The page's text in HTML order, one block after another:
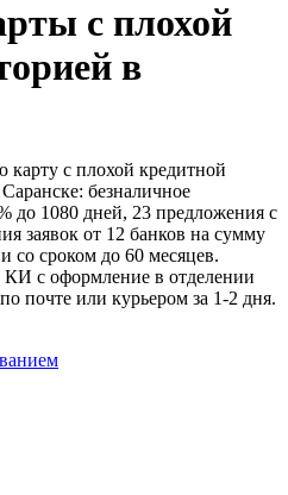
с плохой
в
карту с плохой кредитной
безналичное
до 1080 дней, 23 предложения с
заявок от 12 банков на сумму
со сроком до 60 месяцев.
с оформление в отделении
почте или курьером за 1-2 дня.